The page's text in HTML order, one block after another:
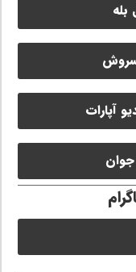
بله
سروش
آپارات